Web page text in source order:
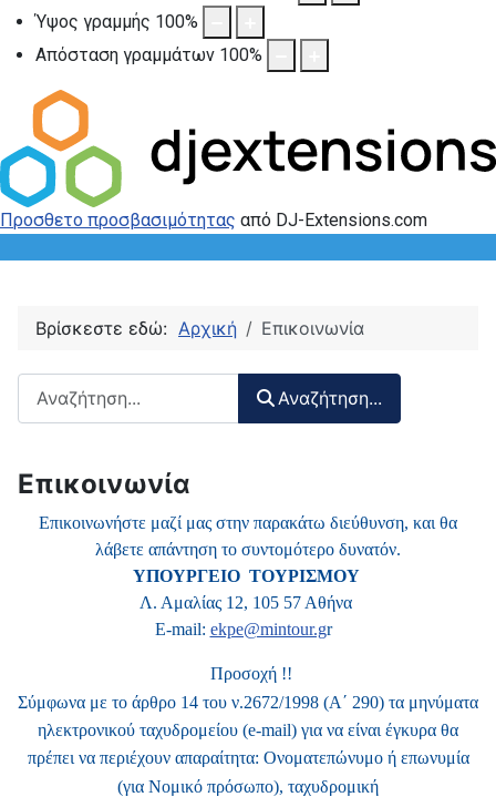
Ύψος γραμμής 100%
Απόσταση γραμμάτων 100%
Προσθετο προσβασιμότητας από DJ-Extensions.com
Βρίσκεστε εδώ: Αρχική Επικοινωνία
Αναζήτηση περιεχομένου :
Αναζήτηση...
Επικοινωνία
Επικοινωνήστε μαζί μας στην παρακάτω διεύθυνση, και θα
λάβετε απάντηση το συντομότερο δυνατόν.
ΥΠΟΥΡΓΕΙΟ ΤΟΥΡΙΣΜΟΥ
Λ. Αμαλίας 12, 105 57 Αθήνα
E-mail: ekpe@mintour.gr
Προσοχή !!
Σύμφωνα με το άρθρο 14 του ν.2672/1998 (Α΄ 290) τα μηνύματα
ηλεκτρονικού ταχυδρομείου (e-mail) για να είναι έγκυρα θα
πρέπει να περιέχουν απαραίτητα: Ονοματεπώνυμο ή επωνυμία
(για Νομικό πρόσωπο), ταχυδρομική